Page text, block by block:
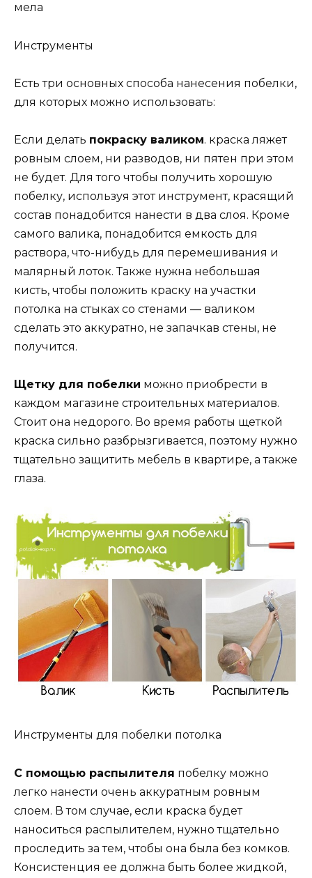
мела
Инструменты
Есть три основных способа нанесения побелки,
для которых можно использовать:
Если делать покраску валиком. краска ляжет
ровным слоем, ни разводов, ни пятен при этом
не будет. Для того чтобы получить хорошую
побелку, используя этот инструмент, красящий
состав понадобится нанести в два слоя. Кроме
самого валика, понадобится емкость для
раствора, что-нибудь для перемешивания и
малярный лоток. Также нужна небольшая
кисть, чтобы положить краску на участки
потолка на стыках со стенами — валиком
сделать это аккуратно, не запачкав стены, не
получится.
Щетку для побелки можно приобрести в
каждом магазине строительных материалов.
Стоит она недорого. Во время работы щеткой
краска сильно разбрызгивается, поэтому нужно
тщательно защитить мебель в квартире, а также
глаза.
Инструменты для побелки потолка
С помощью распылителя побелку можно
легко нанести очень аккуратным ровным
слоем. В том случае, если краска будет
наноситься распылителем, нужно тщательно
проследить за тем, чтобы она была без комков.
Консистенция ее должна быть более жидкой,